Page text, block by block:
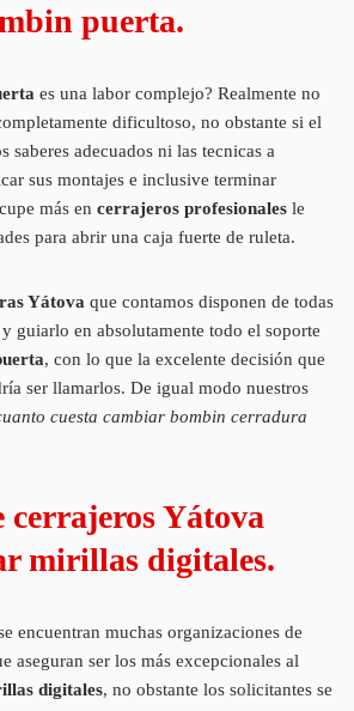
puerta.
es una labor complejo? Realmente no
dificultoso, no obstante si el
saberes adecuados ni las tecnicas a
sus montajes e inclusive terminar
más en cerrajeros profesionales le
para abrir una caja fuerte de ruleta.
Yátova que contamos disponen de todas
guiarlo en absolutamente todo el soporte
, con lo que la excelente decisión que
ser llamarlos. De igual modo nuestros
cuesta cambiar bombin cerradura
cerrajeros Yátova
mirillas digitales.
encuentran muchas organizaciones de
aseguran ser los más excepcionales al
digitales, no obstante los solicitantes se